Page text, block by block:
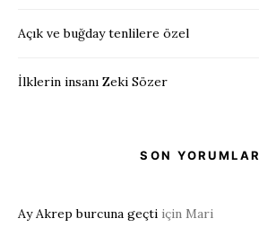
Açık ve buğday tenlilere özel
İlklerin insanı Zeki Sözer
SON YORUMLAR
Ay Akrep burcuna geçti için Mari